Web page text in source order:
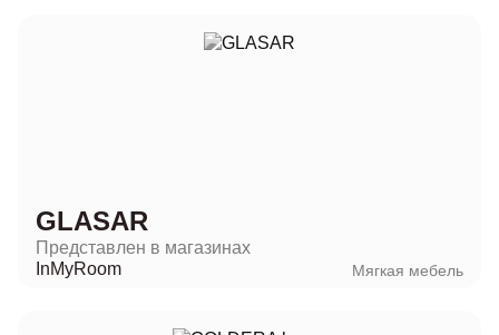
GLASAR
Представлен в магазинах
InMyRoom
Мягкая мебель